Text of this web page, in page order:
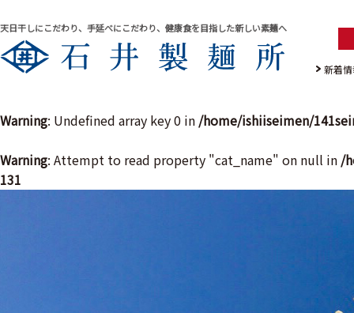
天日干しにこだわり、手延べにこだわり、健康食を目指した新しい素麺へ
新着
Warning: Undefined array key 0 in /home/ishiiseimen/
Warning: Attempt to read property "cat_name" on null in /
131